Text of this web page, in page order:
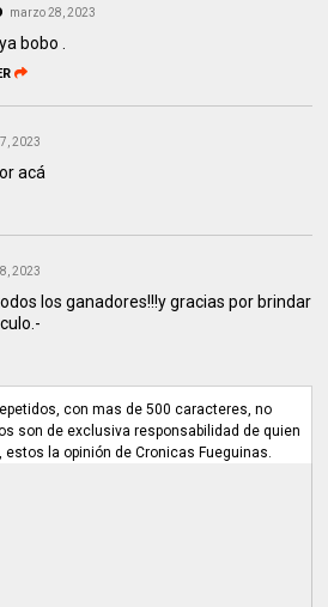
marzo 28, 2023
bobo .
2023
acá
2023
los ganadores!!!y gracias por brindar
con mas de 500 caracteres, no
son de exclusiva responsabilidad de quien
estos la opinión de Cronicas Fueguinas.